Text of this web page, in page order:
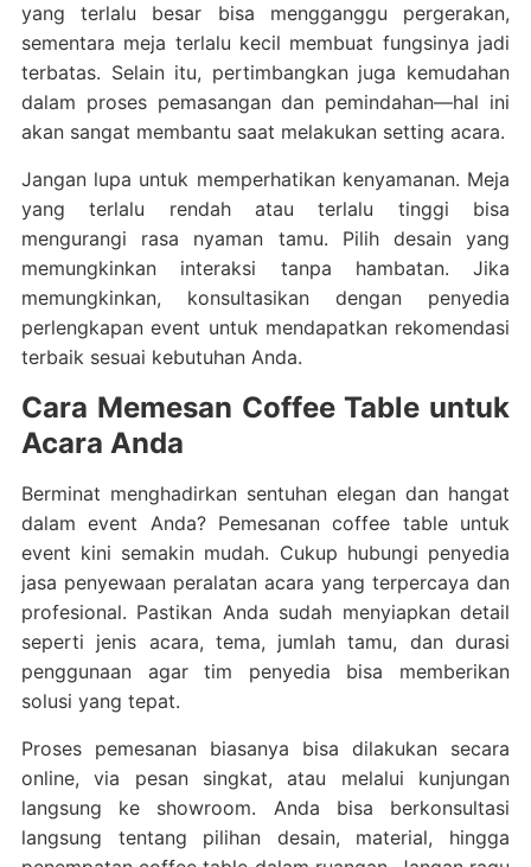
yang terlalu besar bisa mengganggu pergerakan,
sementara meja terlalu kecil membuat fungsinya jadi
terbatas. Selain itu, pertimbangkan juga kemudahan
dalam proses pemasangan dan pemindahan—hal ini
akan sangat membantu saat melakukan setting acara.
Jangan lupa untuk memperhatikan kenyamanan. Meja
yang terlalu rendah atau terlalu tinggi bisa
mengurangi rasa nyaman tamu. Pilih desain yang
memungkinkan interaksi tanpa hambatan. Jika
memungkinkan, konsultasikan dengan penyedia
perlengkapan event untuk mendapatkan rekomendasi
terbaik sesuai kebutuhan Anda.
Cara Memesan Coffee Table untuk
Acara Anda
Berminat menghadirkan sentuhan elegan dan hangat
dalam event Anda? Pemesanan coffee table untuk
event kini semakin mudah. Cukup hubungi penyedia
jasa penyewaan peralatan acara yang terpercaya dan
profesional. Pastikan Anda sudah menyiapkan detail
seperti jenis acara, tema, jumlah tamu, dan durasi
penggunaan agar tim penyedia bisa memberikan
solusi yang tepat.
Proses pemesanan biasanya bisa dilakukan secara
online, via pesan singkat, atau melalui kunjungan
langsung ke showroom. Anda bisa berkonsultasi
langsung tentang pilihan desain, material, hingga